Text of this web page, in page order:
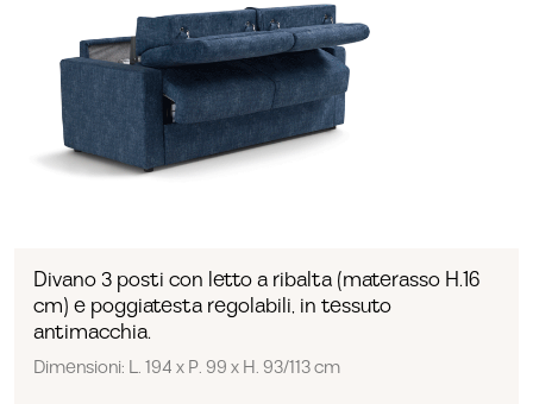
Divano 3 posti con letto a ribalta (materasso H.16
cm) e poggiatesta regolabili, in tessuto
antimacchia.
Dimensioni: L. 194 x P. 99 x H. 93/113 cm